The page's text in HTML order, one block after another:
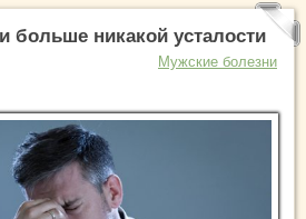
никакой усталости
Мужские болезни